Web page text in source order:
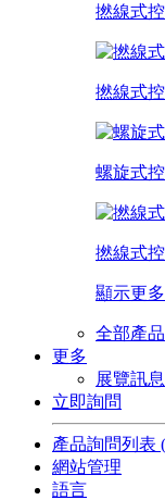
撚線式
撚線式
螺旋式
撚線式
顯示更
全部產品
更多
展覽訊息
立即詢問
產品詢問列表
網站管理
語言